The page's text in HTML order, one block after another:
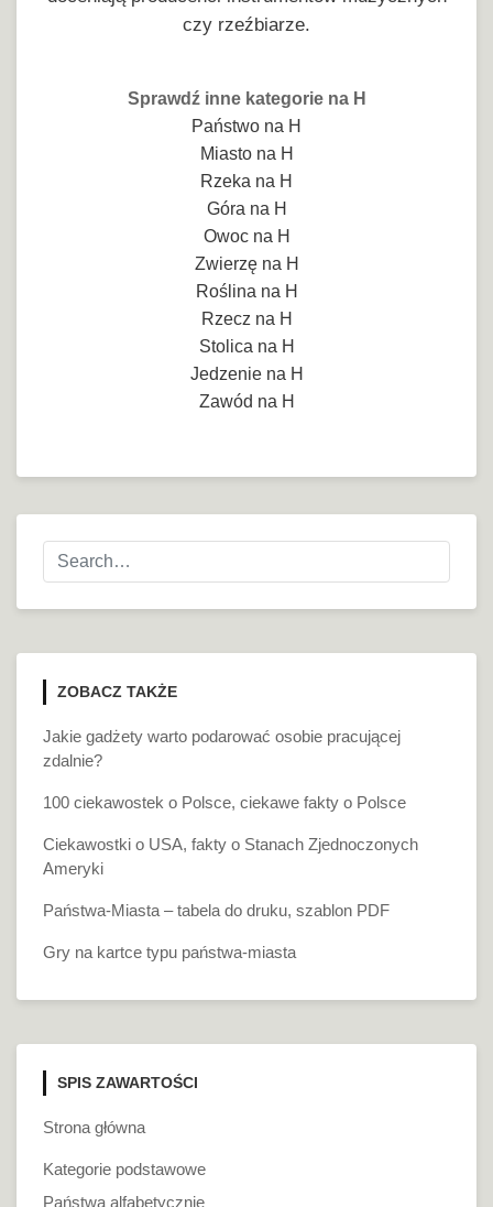
czy rzeźbiarze.
Sprawdź inne kategorie na H
Państwo na H
Miasto na H
Rzeka na H
Góra na H
Owoc na H
Zwierzę na H
Roślina na H
Rzecz na H
Stolica na H
Jedzenie na H
Zawód na H
ZOBACZ TAKŻE
Jakie gadżety warto podarować osobie pracującej
zdalnie?
100 ciekawostek o Polsce, ciekawe fakty o Polsce
Ciekawostki o USA, fakty o Stanach Zjednoczonych
Ameryki
Państwa-Miasta – tabela do druku, szablon PDF
Gry na kartce typu państwa-miasta
SPIS ZAWARTOŚCI
Strona główna
Kategorie podstawowe
Państwa alfabetycznie